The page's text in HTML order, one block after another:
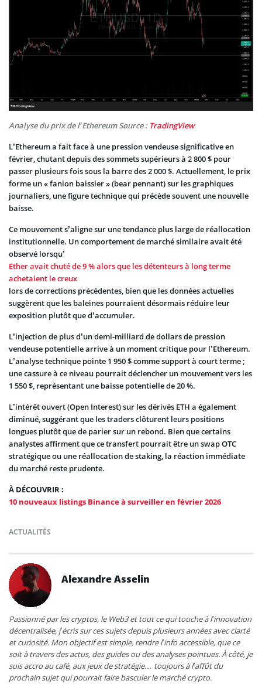
Analyse du prix de l’Ethereum Source : TradingView
L’Ethereum a fait face à une pression vendeuse significative en
février, chutant depuis des sommets supérieurs à 2 800 $ pour
passer plusieurs fois sous la barre des 2 000 $. Actuellement, le prix
forme un « fanion baissier » (bear pennant) sur les graphiques
journaliers, une figure technique qui précède souvent une nouvelle
baisse.
Ce mouvement s’aligne sur une tendance plus large de réallocation
institutionnelle. Un comportement de marché similaire avait été
observé lorsqu’
Ether avait chuté de 9 % alors que les détenteurs à long terme
achetaient le creux
lors de corrections précédentes, bien que les données actuelles
suggèrent que les baleines pourraient désormais réduire leur
exposition plutôt que d’accumuler.
L’injection de plus d’un demi-milliard de dollars de pression
vendeuse potentielle arrive à un moment critique pour l’Ethereum.
L’analyse technique pointe 1 950 $ comme support à court terme ;
une cassure à ce niveau pourrait déclencher un mouvement vers les
1 550 $, représentant une baisse potentielle de 20 %.
L’intérêt ouvert (Open Interest) sur les dérivés ETH a également
diminué, suggérant que les traders clôturent leurs positions
longues plutôt que de parier sur un rebond. Bien que certains
analystes affirment que ce transfert pourrait être un swap OTC
stratégique ou une réallocation de staking, la réaction immédiate
du marché reste prudente.
À DÉCOUVRIR :
10 nouveaux listings Binance à surveiller en février 2026
ACTUALITÉS
Alexandre Asselin
Passionné par les cryptos, le Web3 et tout ce qui touche à l’innovation
décentralisée, j’écris sur ces sujets depuis plusieurs années avec clarté
et curiosité. Mon objectif est simple, rendre l’info accessible, que ce
soit à travers des actus, des guides ou des analyses pointues. À côté, je
suis accro au café, aux jeux de stratégie… toujours à l’affût du
prochain sujet qui pourrait faire basculer le marché crypto.